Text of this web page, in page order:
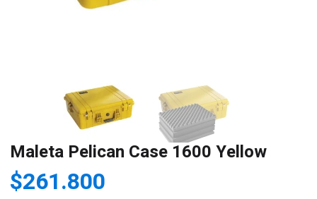
Maleta Pelican Case 1600 Yellow
$261.800